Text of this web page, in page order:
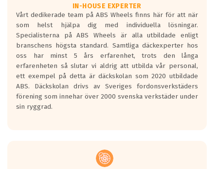
Våtgrepp egenskaper:
Betygsskalan är satt A till F. Där A påvisar
den kortaste bromssträckan och F är den
längsta.
Inga D eller G betyg delas ut för
personbilar och lätta lastbilar.
Betyget sätts efter ett test där däcken
skall bromsa in på en väg där det ligger
0.5-1.5 mm vatten.
I 80km/h kommer skillnaden på
Vid körning i över 50km/h brukar
IN-HOUSE EXPERTER
Vårt dedikerade team på ABS Wheels finns här för att när
som helst hjälpa dig med individuella lösningar.
Specialisterna på ABS Wheels är alla utbildade enligt
branschens högsta standard. Samtliga däckexperter hos
oss har minst 5 års erfarenhet, trots den långa
erfarenheten så slutar vi aldrig att utbilda vår personal,
ett exempel på detta är däckskolan som 2020 utbildade
ABS. Däckskolan drivs av Sveriges fordonsverkstäders
förening som innehar över 2000 svenska verkstäder under
sin ryggrad.